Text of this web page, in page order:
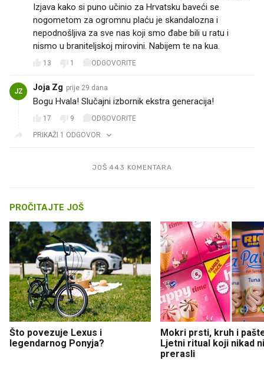
Izjava kako si puno učinio za Hrvatsku baveći se
nogometom za ogromnu plaću je skandalozna i
nepodnošljiva za sve nas koji smo đabe bili u ratu i
nismo u braniteljskoj mirovini. Nabijem te na kua.
13 1 ODGOVORITE
JZ Joja Zg prije 29 dana
Bogu Hvala! Slučajni izbornik ekstra generacija!
17 9
ODGOVORITE
PRIKAŽI 1 ODGOVOR
JOŠ 443 KOMENTARA
PROČITAJTE JOŠ
Što povezuje Lexus i
legendarnog Ponyja?
Mokri prsti, kruh i
Ljetni ritual koji nikad
prerasli